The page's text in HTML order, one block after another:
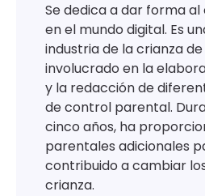
Se dedica a dar forma
en el mundo digital. Es
industria de la crianza de
involucrado en la
y la redacción de
de control parental.
cinco años, ha
parentales adicionales
contribuido a cambiar
crianza.